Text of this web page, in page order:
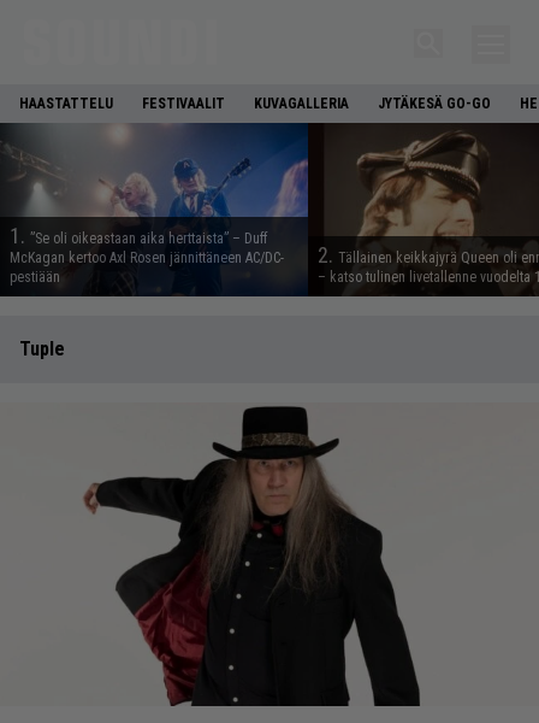
HAASTATTELU FESTIVAALIT KUVAGALLERIA JYTÄKESÄ GO-GO
1. ”Se oli oikeastaan aika herttaista” – Duff
McKagan kertoo Axl Rosen jännittäneen AC/DC-
pestiään
2. Tällainen keikkajyrä Queen oli
– katso tulinen livetallenne vuodelta
Tuple